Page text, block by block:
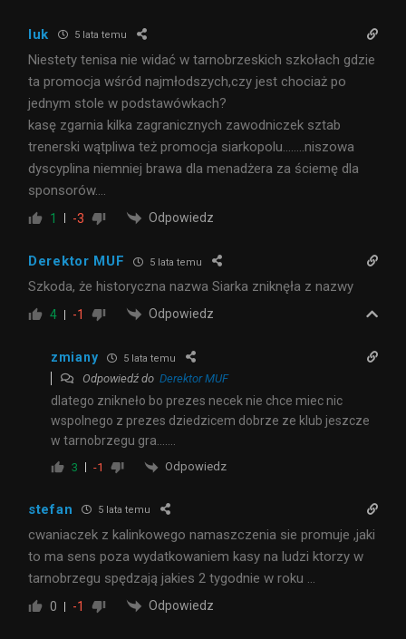
luk 5 lata temu
Niestety tenisa nie widać w tarnobrzeskich szkołach gdzie
ta promocja wśród najmłodszych,czy jest chociaż po
jednym stole w podstawówkach?
kasę zgarnia kilka zagranicznych zawodniczek sztab
trenerski wątpliwa też promocja siarkopolu……..niszowa
dyscyplina niemniej brawa dla menadżera za ściemę dla
sponsorów….
1 -3 Odpowiedz
Derektor MUF 5 lata temu
Szkoda, że historyczna nazwa Siarka zniknęła z nazwy
4 -1 Odpowiedz
zmiany 5 lata temu
Odpowiedź do Derektor MUF
dlatego znikneło bo prezes necek nie chce miec nic
wspolnego z prezes dziedzicem dobrze ze klub jeszcze
w tarnobrzegu gra…….
3 -1 Odpowiedz
stefan 5 lata temu
cwaniaczek z kalinkowego namaszczenia sie promuje ,jaki
to ma sens poza wydatkowaniem kasy na ludzi ktorzy w
tarnobrzegu spędzają jakies 2 tygodnie w roku …
0 -1 Odpowiedz